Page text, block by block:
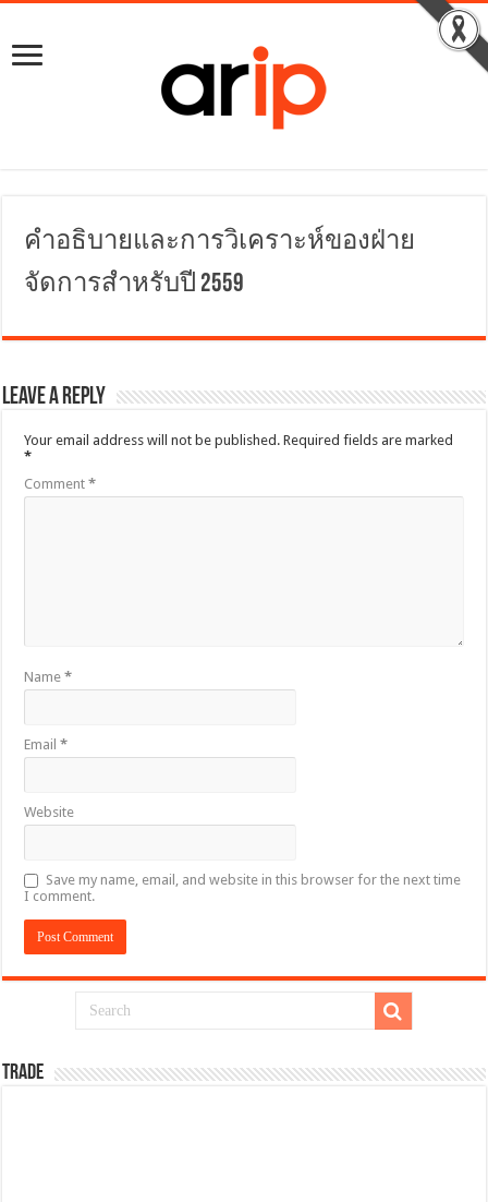
คำอธิบายและการวิเคราะห์ของฝ่าย
จัดการสำหรับปี 2559
Leave a Reply
Your email address will not be published. Required fields are marked
*
Comment*
Name*
Email*
Website
Save my name, email, and website in this browser for the next time
I comment.
TRADE